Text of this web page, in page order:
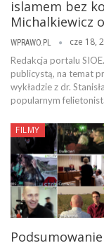
islamem bez
Michalkiewicz
WPRAWO.PL cze 18,
Redakcja portalu
publicystą, na temat
wykładzie z dr.
popularnym
FILMY